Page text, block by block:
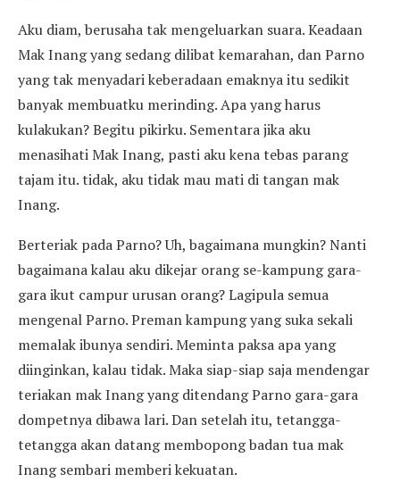
Aku diam, berusaha tak mengeluarkan suara. Keadaan
Mak Inang yang sedang dilibat kemarahan, dan Parno
yang tak menyadari keberadaan emaknya itu sedikit
banyak membuatku merinding. Apa yang harus
kulakukan? Begitu pikirku. Sementara jika aku
menasihati Mak Inang, pasti aku kena tebas parang
tajam itu. tidak, aku tidak mau mati di tangan mak
Inang.
Berteriak pada Parno? Uh, bagaimana mungkin? Nanti
bagaimana kalau aku dikejar orang se-kampung gara-
gara ikut campur urusan orang? Lagipula semua
mengenal Parno. Preman kampung yang suka sekali
memalak ibunya sendiri. Meminta paksa apa yang
diinginkan, kalau tidak. Maka siap-siap saja mendengar
teriakan mak Inang yang ditendang Parno gara-gara
dompetnya dibawa lari. Dan setelah itu, tetangga-
tetangga akan datang membopong badan tua mak
Inang sembari memberi kekuatan.